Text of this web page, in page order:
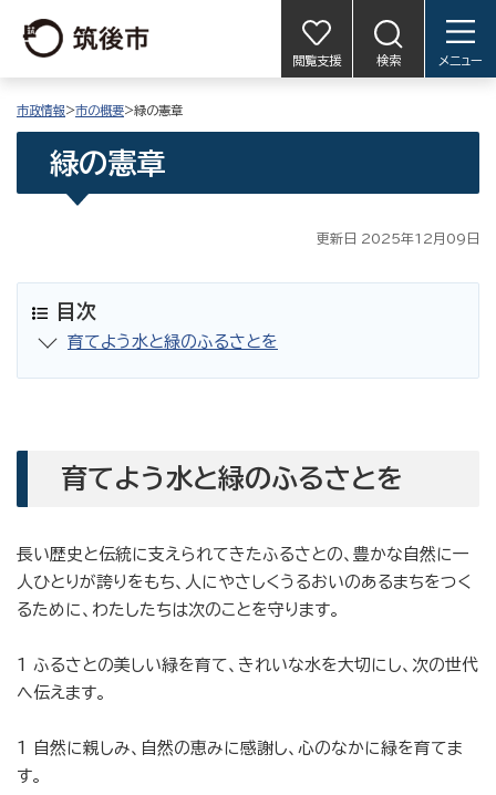
閲覧支援 検索 メニュー
市政情報>市の概要>緑の憲章
緑の憲章
更新日 2025年12月09日
目次
育てよう水と緑のふるさとを
育てよう水と緑のふるさとを
長い歴史と伝統に支えられてきたふるさとの、豊かな自然に一
人ひとりが誇りをもち、人にやさしくうるおいのあるまちをつく
るために、わたしたちは次のことを守ります。
1 ふるさとの美しい緑を育て、きれいな水を大切にし、次の世代
へ伝えます。
1 自然に親しみ、自然の恵みに感謝し、心のなかに緑を育てま
す。